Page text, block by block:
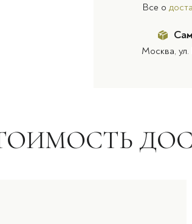
Все о
Москва, ул.